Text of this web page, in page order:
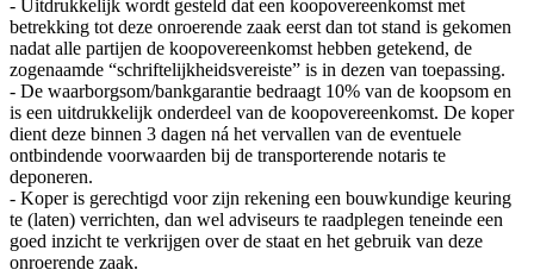
- Uitdrukkelijk wordt gesteld dat een koopovereenkomst met
betrekking tot deze onroerende zaak eerst dan tot stand is gekomen
nadat alle partijen de koopovereenkomst hebben getekend, de
zogenaamde “schriftelijkheidsvereiste” is in dezen van toepassing.
- De waarborgsom/bankgarantie bedraagt 10% van de koopsom en
is een uitdrukkelijk onderdeel van de koopovereenkomst. De koper
dient deze binnen 3 dagen ná het vervallen van de eventuele
ontbindende voorwaarden bij de transporterende notaris te
deponeren.
- Koper is gerechtigd voor zijn rekening een bouwkundige keuring
te (laten) verrichten, dan wel adviseurs te raadplegen teneinde een
goed inzicht te verkrijgen over de staat en het gebruik van deze
onroerende zaak.